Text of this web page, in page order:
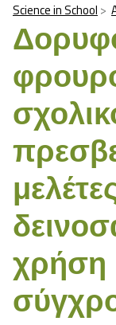
Science in School
χρήση